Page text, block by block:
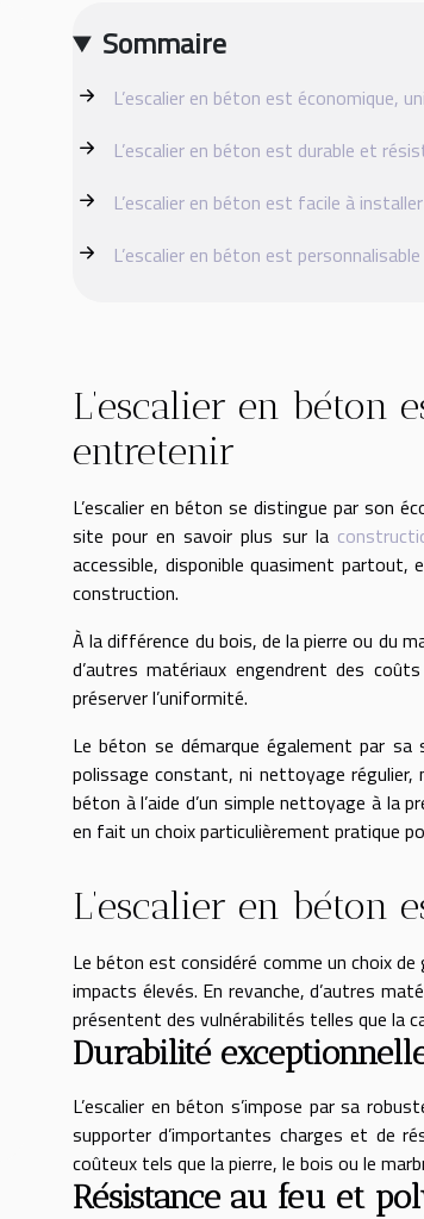
Sommaire
L’escalier en béton est économique,
L’escalier en béton est durable et
L’escalier en béton est facile à
L’escalier en béton est personnalisable
L’escalier en béton
entretenir
L’escalier en béton se distingue par son
site pour en savoir plus sur la
accessible, disponible quasiment partout,
construction.
À la différence du bois, de la pierre ou du
d’autres matériaux engendrent des
préserver l’uniformité.
Le béton se démarque également par sa
polissage constant, ni nettoyage
béton à l’aide d’un simple nettoyage à la
en fait un choix particulièrement pratique
L’escalier en béton
Le béton est considéré comme un choix
impacts élevés. En revanche, d’autres
présentent des vulnérabilités telles que la
Durabilité
L’escalier en béton s’impose par sa
supporter d’importantes charges et de
coûteux tels que la pierre, le bois ou le
Résistance au feu et